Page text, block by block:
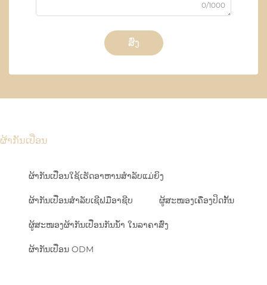
0/1000
ສົ່ງ
ຜ້າກັນເປື່ອນ
ຜ້າກັນເປື່ອນໃຊ້ເຮັດອາຫານສຳລັບແມ່ຍິງ
ຜ້າກັນເປື່ອນສຳລັບເຊີຟມືອາຊີບ ຜູ້ສະໜອງເຄື່ອງປິດກັ້ນ
ຜູ້ສະໜອງຜ້າກັນເປື່ອນກັນນ້ຳ ໃນລາຄາສົ່ງ
ຜ້າກັນເປື່ອນ ODM